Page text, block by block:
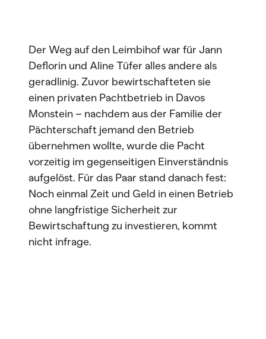
Der Weg auf den Leimbihof war für Jann
Deflorin und Aline Tüfer alles andere als
geradlinig. Zuvor bewirtschafteten sie
einen privaten Pachtbetrieb in Davos
Monstein – nachdem aus der Familie der
Pächterschaft jemand den Betrieb
übernehmen wollte, wurde die Pacht
vorzeitig im gegenseitigen Einverständnis
aufgelöst. Für das Paar stand danach fest:
Noch einmal Zeit und Geld in einen Betrieb
ohne langfristige Sicherheit zur
Bewirtschaftung zu investieren, kommt
nicht infrage.